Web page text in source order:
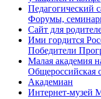
Педагогический
Форумы,
Сайт для
Ими гордится
Победители
Малая академия
Общероссийская
Академиан
Интернет-музей